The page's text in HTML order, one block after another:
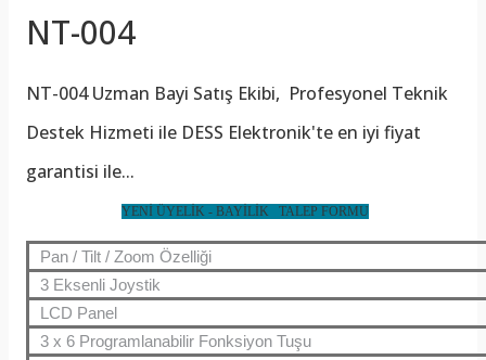
NT-004
NT-004Uzman Bayi Satış Ekibi, Profesyonel Teknik
Destek Hizmeti ile DESS Elektronik'te en iyi fiyat
garantisi ile...
YENİ ÜYELİK - BAYİLİK TALEP FORMU
Pan / Tilt / Zoom Özelliği
3 Eksenli Joystik
LCD Panel
3 x 6 Programlanabilir Fonksiyon Tuşu